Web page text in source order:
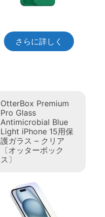
さらに詳しく
OtterBox Premium
Pro Glass
Antimicrobial Blue
Light iPhone 15用保
護ガラス – クリア
〔オッターボック
ス〕